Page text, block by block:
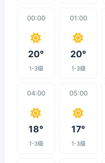
00:00
20°
1-3级
01:00
20°
1-3级
04:00
18°
1-3级
05:00
17°
1-3级